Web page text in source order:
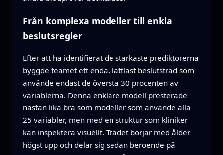
Från komplexa modeller till enkla
beslutsregler
Efter att ha identifierat de starkaste prediktorerna
byggde teamet ett enda, lättläst beslutsträd som
använde endast de översta 30 procenten av
variablerna. Denna enklare modell presterade
nästan lika bra som modeller som använde alla
25 variabler, men med en struktur som kliniker
kan inspektera visuellt. Trädet börjar med ålder
högst upp och delar sig sedan beroende på